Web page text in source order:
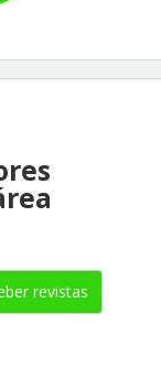
revistas